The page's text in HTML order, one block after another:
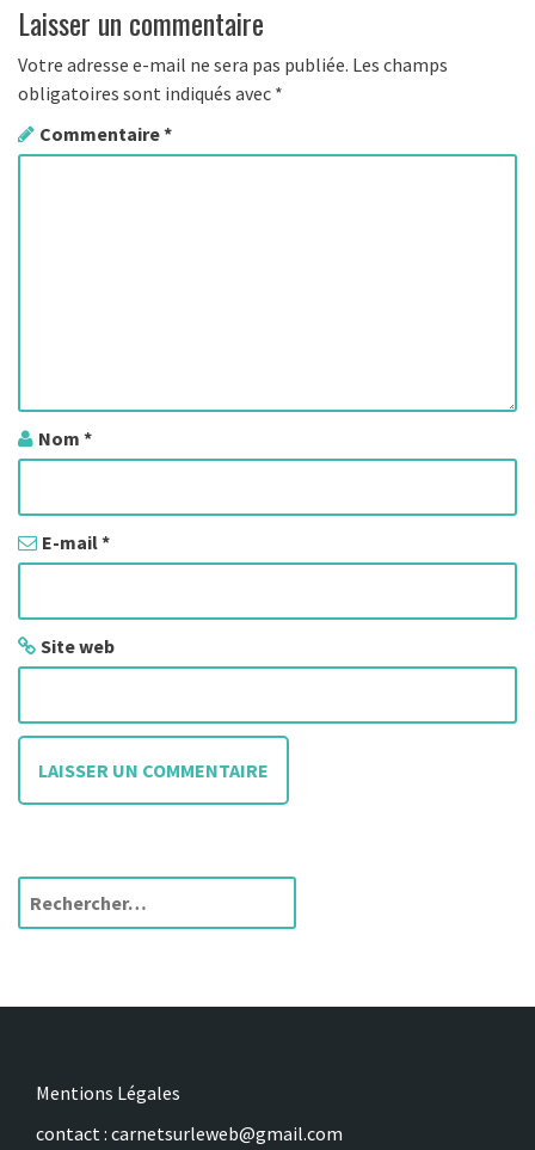
a
t
i
o
a
r
t
i
l
e
s
Laisser un commentaire
Votre adresse e-mail ne sera pas publiée. Les champs
obligatoires sont indiqués avec *
Commentaire*
Nom *
E-mail*
Site web
e
Mentions Légales
contact : carnetsurleweb@gmail.com